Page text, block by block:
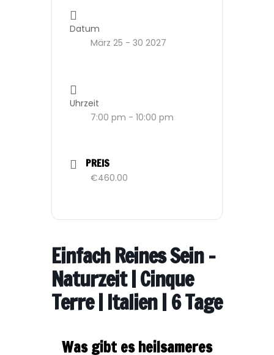
Datum
März 25 - 30 2027
Uhrzeit
7:00 pm - 10:00 pm
PREIS
€460.00
Einfach Reines Sein –
Naturzeit | Cinque
Terre | Italien | 6 Tage
Was gibt es heilsameres